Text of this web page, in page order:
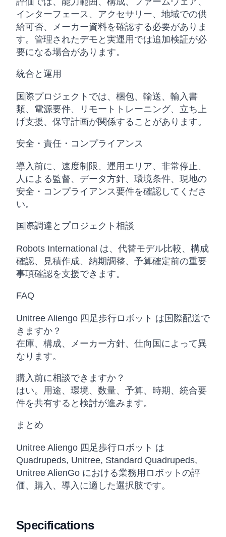
インターフェース、アクセサリー、地域での供
給可否、メーカー資料を確認する必要がありま
す。管理されたデモと実運用では追加検証が必
要になる場合があります。
統合と運用
国際プロジェクトでは、梱包、輸送、輸入書
類、電源要件、リモートトレーニング、立ち上
げ支援、保守計画が関係することがあります。
安全・責任・コンプライアンス
導入前に、速度制限、運用エリア、非常停止、
人による監督、データ方針、環境条件、現地の
安全・コンプライアンス要件を確認してくださ
い。
国際調達とプロジェクト相談
Robots International は、代替モデル比較、構成
確認、見積作成、納期調整、予算確定前の重要
事項確認を支援できます。
FAQ
Unitree Aliengo 四足歩行ロボット は国際配送で
きますか？
在庫、構成、メーカー方針、仕向国によって異
なります。
購入前に相談できますか？
はい。用途、環境、数量、予算、時期、統合要
件を共有すると検討が進みます。
まとめ
Unitree Aliengo 四足歩行ロボット は
Quadrupeds, Unitree, Standard Quadrupeds,
Unitree AlienGo における業務用ロボットの評
価、購入、導入に適した選択肢です。
Specifications